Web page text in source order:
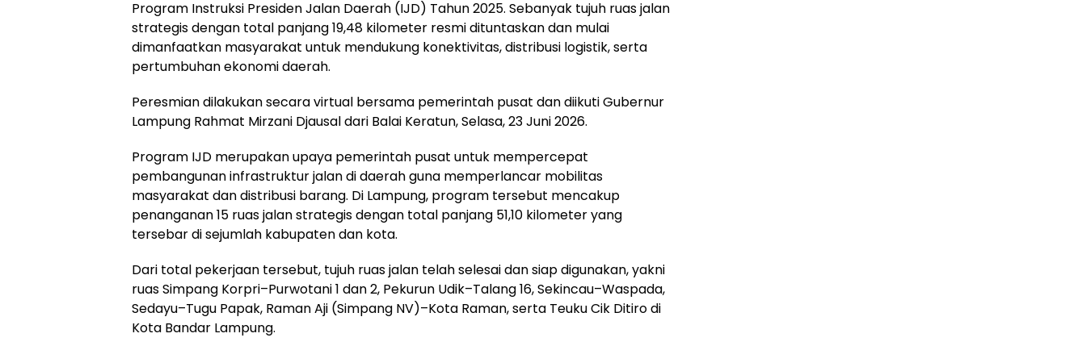
Program Instruksi Presiden Jalan Daerah (IJD) Tahun 2025. Sebanyak tujuh ruas jalan
strategis dengan total panjang 19,48 kilometer resmi dituntaskan dan mulai
dimanfaatkan masyarakat untuk mendukung konektivitas, distribusi logistik, serta
pertumbuhan ekonomi daerah.
Peresmian dilakukan secara virtual bersama pemerintah pusat dan diikuti Gubernur
Lampung Rahmat Mirzani Djausal dari Balai Keratun, Selasa, 23 Juni 2026.
Program IJD merupakan upaya pemerintah pusat untuk mempercepat
pembangunan infrastruktur jalan di daerah guna memperlancar mobilitas
masyarakat dan distribusi barang. Di Lampung, program tersebut mencakup
penanganan 15 ruas jalan strategis dengan total panjang 51,10 kilometer yang
tersebar di sejumlah kabupaten dan kota.
Dari total pekerjaan tersebut, tujuh ruas jalan telah selesai dan siap digunakan, yakni
ruas Simpang Korpri–Purwotani 1 dan 2, Pekurun Udik–Talang 16, Sekincau–Waspada,
Sedayu–Tugu Papak, Raman Aji (Simpang NV)–Kota Raman, serta Teuku Cik Ditiro di
Kota Bandar Lampung.